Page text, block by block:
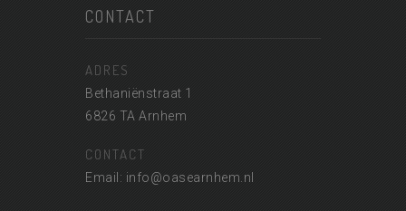
CONTACT
ADRES
Bethaniënstraat 1
6826 TA Arnhem
CONTACT
Email: info@oasearnhem.nl